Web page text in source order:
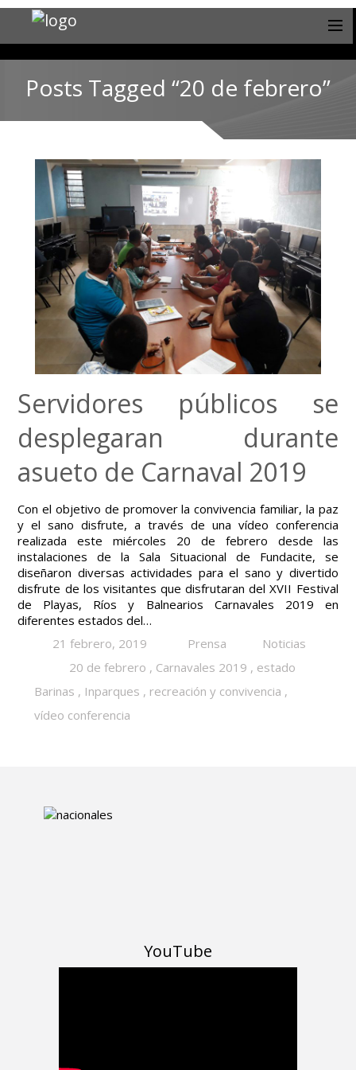
Posts Tagged “20 de febrero”
Servidores públicos se
desplegaran durante
asueto de Carnaval 2019
Con el objetivo de promover la convivencia familiar, la paz
y el sano disfrute, a través de una vídeo conferencia
realizada este miércoles 20 de febrero desde las
instalaciones de la Sala Situacional de Fundacite, se
diseñaron diversas actividades para el sano y divertido
disfrute de los visitantes que disfrutaran del XVII Festival
de Playas, Ríos y Balnearios Carnavales 2019 en
diferentes estados del…
21 febrero, 2019
Prensa
Noticias
20 de febrero , Carnavales 2019 , estado
Barinas , Inparques , recreación y convivencia ,
vídeo conferencia
YouTube